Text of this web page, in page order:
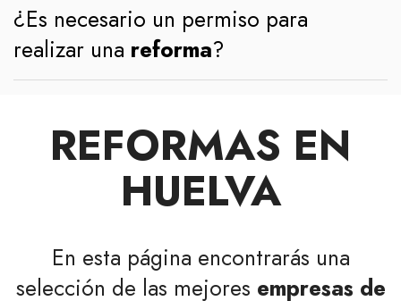
¿Es necesario un permiso para
realizar una reforma?
REFORMAS EN
HUELVA
En esta página encontrarás una
selección de las mejores empresas de